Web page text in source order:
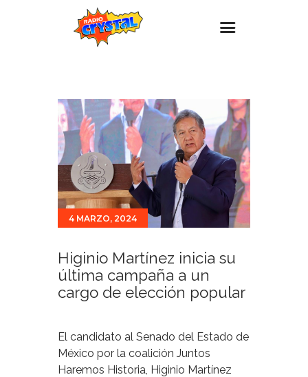
Estaciones
Eventos
Promociones
Noticias
Para ti
Contacto
4 MARZO, 2024
Higinio Martínez inicia su
última campaña a un
cargo de elección popular
El candidato al Senado del Estado de
México por la coalición Juntos
Haremos Historia, Higinio Martínez